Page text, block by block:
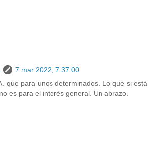
7 mar 2022, 7:37:00
que para unos determinados. Lo que si está
es para el interés general. Un abrazo.